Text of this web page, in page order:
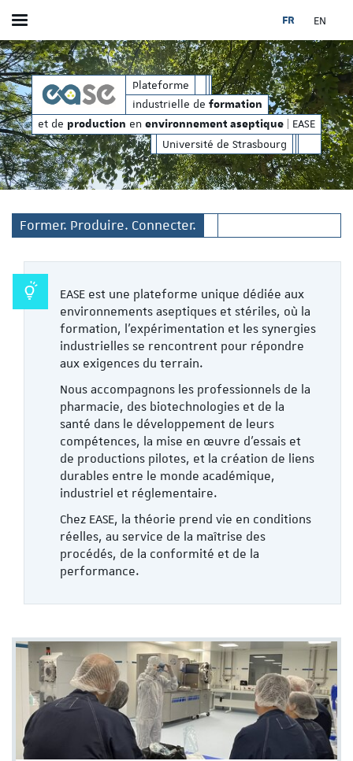
Plateformeindustrielle deformation et de
industrielle de formation
et de production en environnement aseptique | EASE
Université de Strasbourg
Afficher / masquer le menu FR EN
Former. Produire. Connecter.
EASE est une plateforme unique dédiée aux
environnements aseptiques et stériles, où la
formation, l’expérimentation et les synergies
industrielles se rencontrent pour répondre
aux exigences du terrain.
Nous accompagnons les professionnels de la
pharmacie, des biotechnologies et de la
santé dans le développement de leurs
compétences, la mise en œuvre d’essais et
de productions pilotes, et la création de liens
durables entre le monde académique,
industriel et réglementaire.
Chez EASE, la théorie prend vie en conditions
réelles, au service de la maîtrise des
procédés, de la conformité et de la
performance.